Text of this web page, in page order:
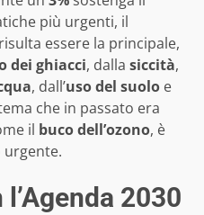
più urgenti, il
risulta essere la principale,
dei ghiacci, dalla siccità,
, dall’uso del suolo e
che in passato era
il buco dell’ozono, è
2030